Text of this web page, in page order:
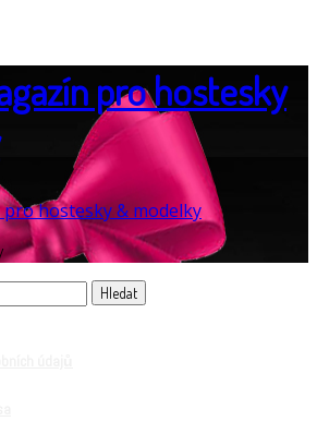
pro hostesky